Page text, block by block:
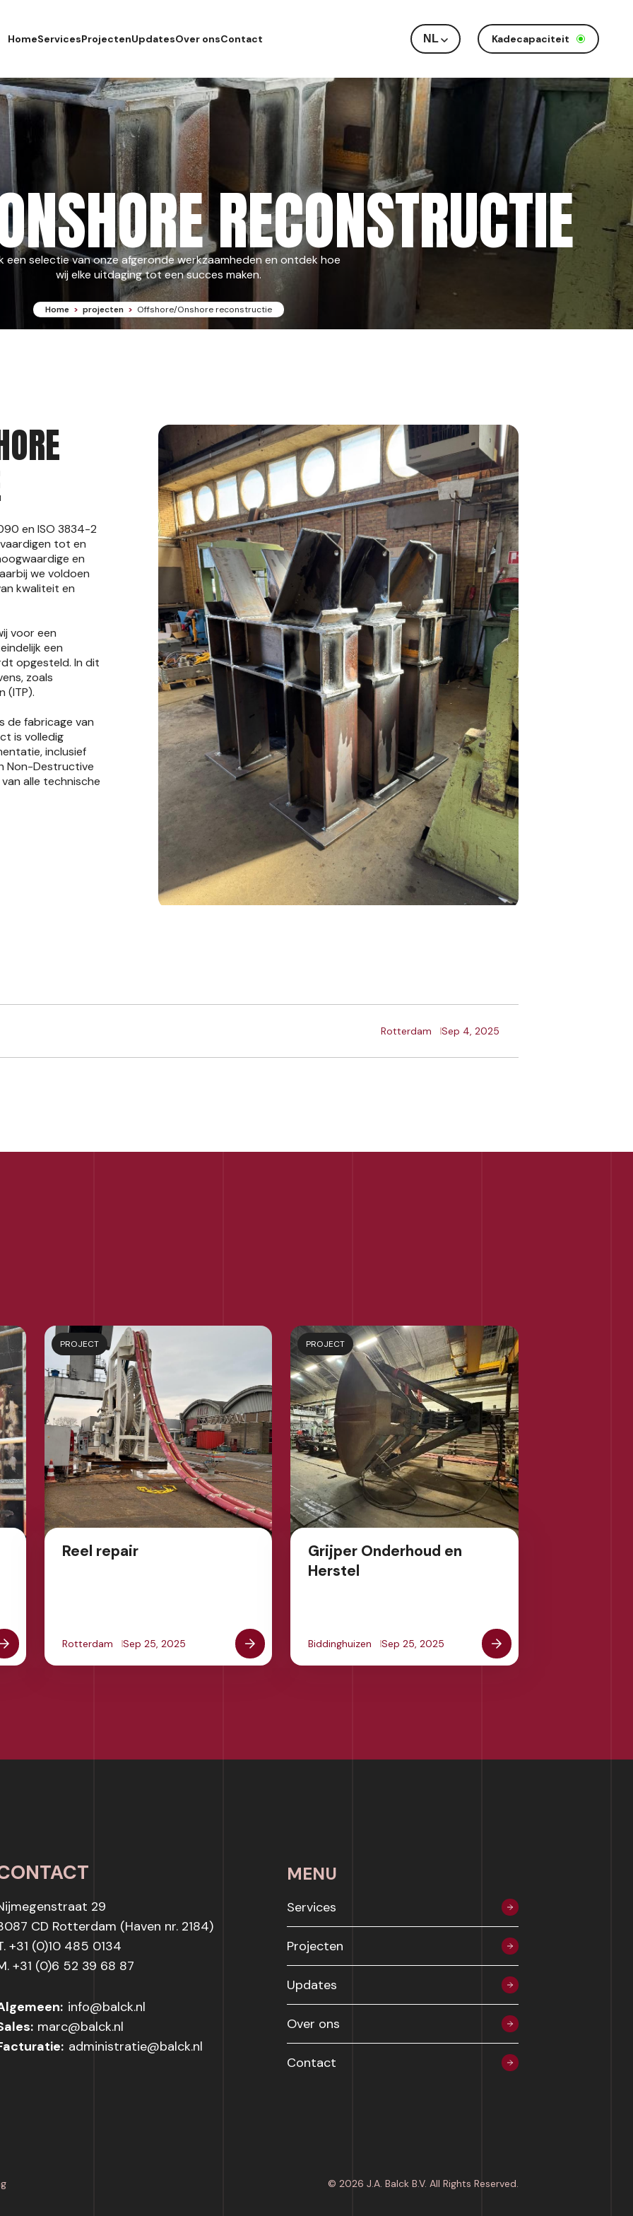
HomeServicesProjectenUpdatesOver onsContact NL Kadecapaciteit
Scheepsonderhoud & reparaties
Engineering
Elektronische & elektronica service
Mobilisatie & demobilisatieprojecten
Faciliteiten & mobiliteit
Onze locatie
Certificeringen & veiligheidRECONSTRUCTIE
een selectie van onze afgeronde werkzaamheden en ontdek hoe
wij elke uitdaging tot een succes maken.
Home > projecten > Offshore/Onshore reconstructie
en ISO 3834-2
tot en
en
we voldoen
kwaliteit en
voor een
een
opgesteld. In dit
zoals
(ITP).
de fabricage van
is volledig
inclusief
Non-Destructive
alle technische
Rotterdam Sep 4, 2025
PROJECT
Reel repair
Rotterdam Sep 25, 2025
PROJECT
Grijper Onderhoud en
Herstel
Biddinghuizen Sep 25, 2025
29
CD Rotterdam (Haven nr. 2184)
+31 (0)10 485 0134
+31 (0)6 52 39 68 87
info@balck.nl
marc@balck.nl
administratie@balck.nl
MENU
Services
Projecten
Updates
Over ons
Contact
© 2026 J.A. Balck B.V. All Rights Reserved.